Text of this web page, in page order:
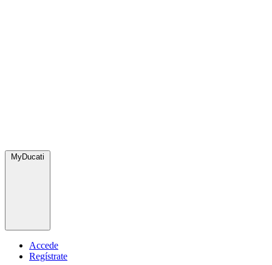
MyDucati
Accede
Regístrate